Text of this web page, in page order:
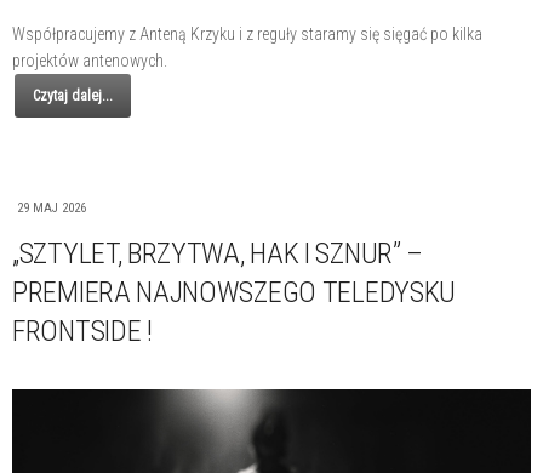
Współpracujemy z Anteną Krzyku i z reguły staramy się sięgać po kilka
projektów antenowych.
Czytaj dalej...
29 MAJ 2026
„SZTYLET, BRZYTWA, HAK I SZNUR” –
PREMIERA NAJNOWSZEGO TELEDYSKU
FRONTSIDE !